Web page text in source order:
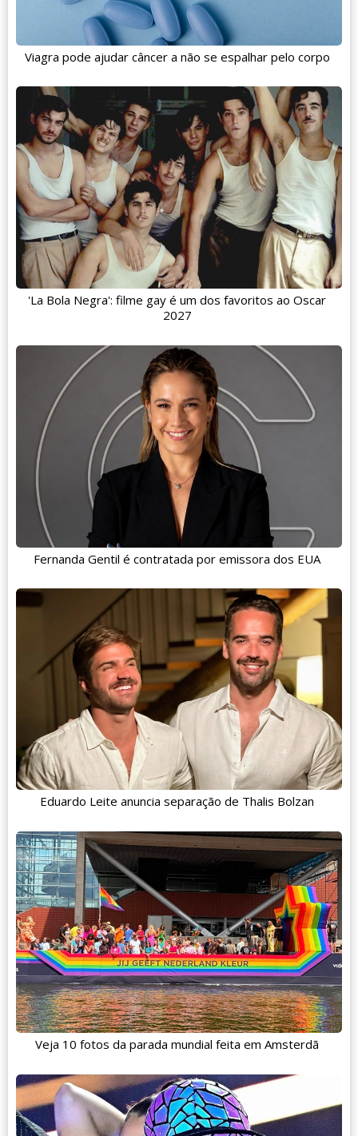
Viagra pode ajudar câncer a não se espalhar pelo corpo
'La Bola Negra': filme gay é um dos favoritos ao Oscar
2027
Fernanda Gentil é contratada por emissora dos EUA
Eduardo Leite anuncia separação de Thalis Bolzan
Veja 10 fotos da parada mundial feita em Amsterdã